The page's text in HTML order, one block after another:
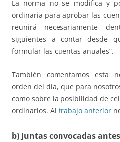
La norma no se modifica y
ordinaria para aprobar las
reunirá necesariamente
siguientes a contar desde
formular las cuentas anuales”.
También comentamos esta
orden del día, que para
como sobre la posibilidad de
ordinarios. Al trabajo anterior
b) Juntas convocadas